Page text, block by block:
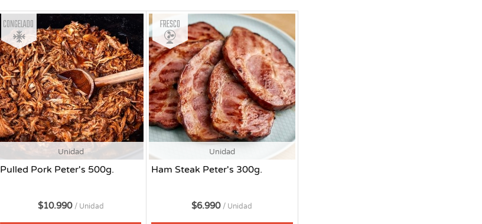
Unidad
Pulled Pork Peter's 500g.
Congelado
$10.990 / Unidad
Unidad
Ham Steak Peter's 300g.
Fresco
$6.990 / Unidad